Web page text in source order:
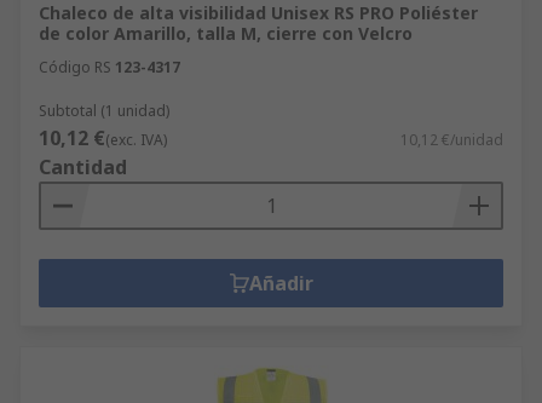
Chaleco de alta visibilidad Unisex RS PRO Poliéster
de color Amarillo, talla M, cierre con Velcro
Código RS 123-4317
Subtotal (1 unidad)
10,12 €(exc. IVA) 10,12 €/unidad
Cantidad
Añadir